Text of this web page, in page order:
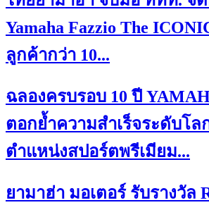
Yamaha Fazzio The
ลูกค้ากว่า 10...
ฉลองครบรอบ 10 ปี
ตอกย้ำความสำเร็จระดับโล
ตำแหน่งสปอร์ตพรีเมียม...
ยามาฮ่า มอเตอร์ รับรางวัล